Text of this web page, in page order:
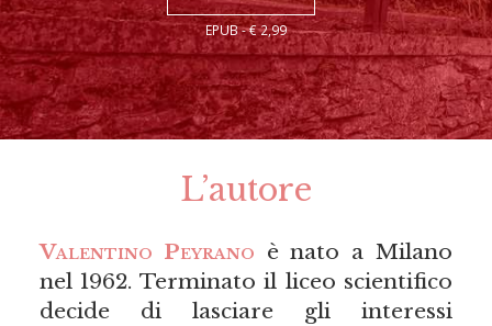
EPUB - € 2,99
L’autore
Valentino Peyrano è nato a Milano
nel 1962. Terminato il liceo scientifico
decide di lasciare gli interessi